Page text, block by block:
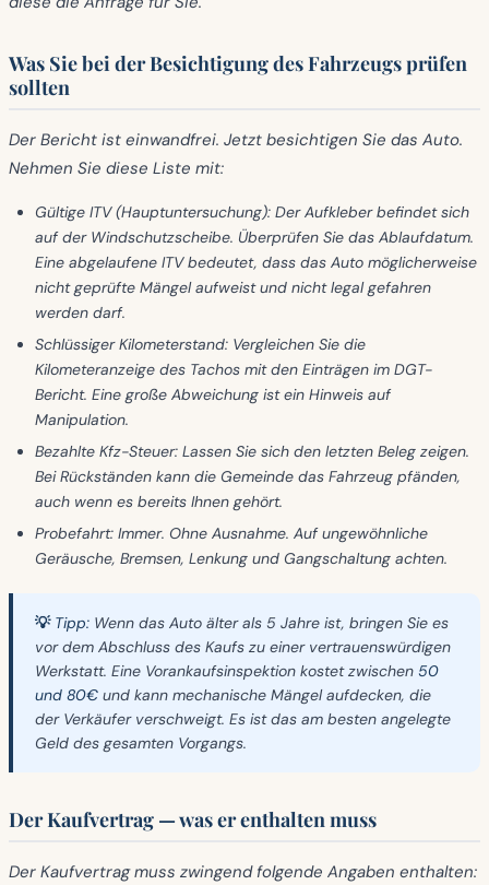
Was Sie bei der Besichtigung des Fahrzeugs prüfen
sollten
Der Bericht ist einwandfrei. Jetzt besichtigen Sie das Auto.
Nehmen Sie diese Liste mit:
Gültige ITV (Hauptuntersuchung): Der Aufkleber befindet sich
auf der Windschutzscheibe. Überprüfen Sie das Ablaufdatum.
Eine abgelaufene ITV bedeutet, dass das Auto möglicherweise
nicht geprüfte Mängel aufweist und nicht legal gefahren
werden darf.
Schlüssiger Kilometerstand: Vergleichen Sie die
Kilometeranzeige des Tachos mit den Einträgen im DGT-
Bericht. Eine große Abweichung ist ein Hinweis auf
Manipulation.
Bezahlte Kfz-Steuer: Lassen Sie sich den letzten Beleg zeigen.
Bei Rückständen kann die Gemeinde das Fahrzeug pfänden,
auch wenn es bereits Ihnen gehört.
Probefahrt: Immer. Ohne Ausnahme. Auf ungewöhnliche
Geräusche, Bremsen, Lenkung und Gangschaltung achten.
💡 Tipp: Wenn das Auto älter als 5 Jahre ist, bringen Sie es
vor dem Abschluss des Kaufs zu einer vertrauenswürdigen
Werkstatt. Eine Vorankaufsinspektion kostet zwischen 50
und 80€ und kann mechanische Mängel aufdecken, die
der Verkäufer verschweigt. Es ist das am besten angelegte
Geld des gesamten Vorgangs.
Der Kaufvertrag — was er enthalten muss
Der Kaufvertrag muss zwingend folgende Angaben enthalten: